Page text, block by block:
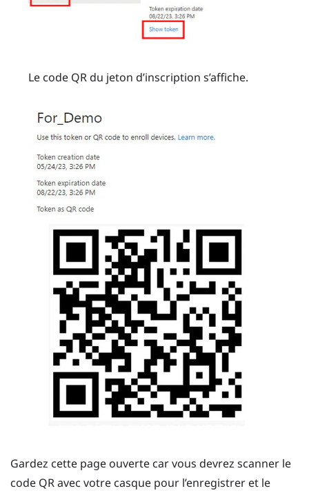
Le code QR du jeton d’inscription s’affiche.
Gardez cette page ouverte car vous devrez scanner le
code QR avec votre casque pour l’enregistrer et le